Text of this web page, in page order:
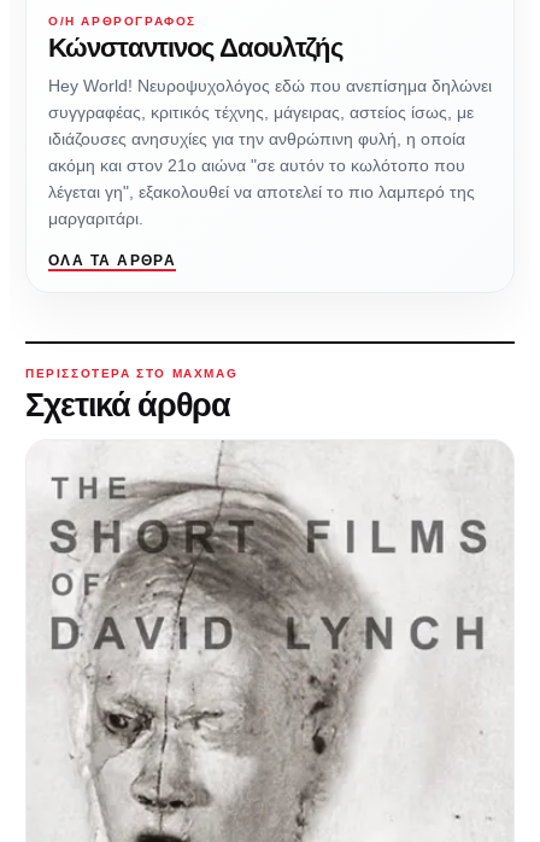
Ο/Η ΑΡΘΡΟΓΡΆΦΟΣ
Κώνσταντινος Δαουλτζής
Hey World! Νευροψυχολόγος εδώ που ανεπίσημα δηλώνει
συγγραφέας, κριτικός τέχνης, μάγειρας, αστείος ίσως, με
ιδιάζουσες ανησυχίες για την ανθρώπινη φυλή, η οποία
ακόμη και στον 21ο αιώνα "σε αυτόν το κωλότοπο που
λέγεται γη", εξακολουθεί να αποτελεί το πιο λαμπερό της
μαργαριτάρι.
ΌΛΑ ΤΑ ΆΡΘΡΑ
ΠΕΡΙΣΣΌΤΕΡΑ ΣΤΟ MAXMAG
Σχετικά άρθρα